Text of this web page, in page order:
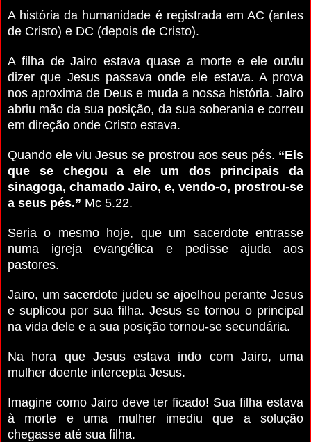
A história da humanidade é registrada em AC (antes
de Cristo) e DC (depois de Cristo).
A filha de Jairo estava quase a morte e ele ouviu
dizer que Jesus passava onde ele estava. A prova
nos aproxima de Deus e muda a nossa história. Jairo
abriu mão da sua posição, da sua soberania e correu
em direção onde Cristo estava.
Quando ele viu Jesus se prostrou aos seus pés. “Eis
que se chegou a ele um dos principais da
sinagoga, chamado Jairo, e, vendo-o, prostrou-se
a seus pés.” Mc 5.22.
Seria o mesmo hoje, que um sacerdote entrasse
numa igreja evangélica e pedisse ajuda aos
pastores.
Jairo, um sacerdote judeu se ajoelhou perante Jesus
e suplicou por sua filha. Jesus se tornou o principal
na vida dele e a sua posição tornou-se secundária.
Na hora que Jesus estava indo com Jairo, uma
mulher doente intercepta Jesus.
Imagine como Jairo deve ter ficado! Sua filha estava
à morte e uma mulher imediu que a solução
chegasse até sua filha.